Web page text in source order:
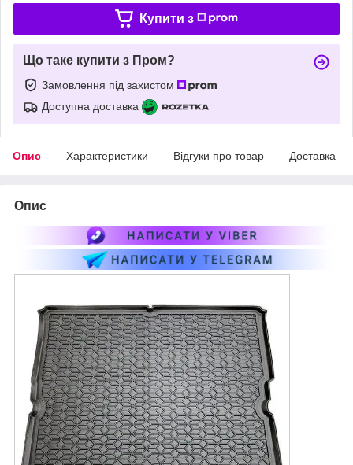
Купити з
Що таке купити з Пром?
Замовлення під захистом
Доступна доставка
Опис Характеристики Відгуки про товар Доставка
Опис